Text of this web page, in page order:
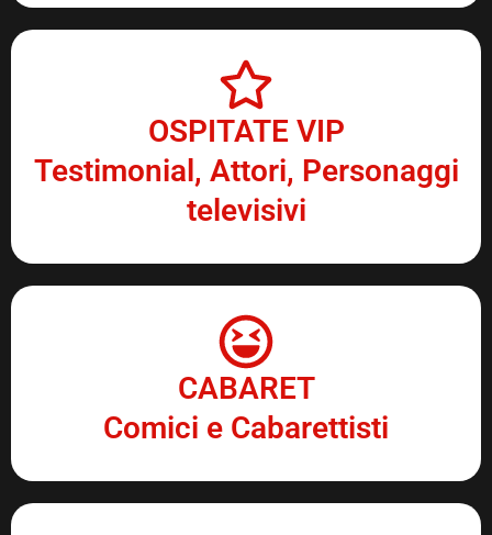
OSPITATE VIP
Testimonial, Attori, Personaggi
televisivi
CABARET
Comici e Cabarettisti